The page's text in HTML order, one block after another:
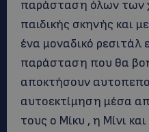
παράσταση όλων των
παιδικής σκηνής και
ένα μοναδικό ρεσιτάλ
παράσταση που θα
αποκτήσουν
αυτοεκτίμηση μέσα
τους ο Μίκυ , η Μίνι